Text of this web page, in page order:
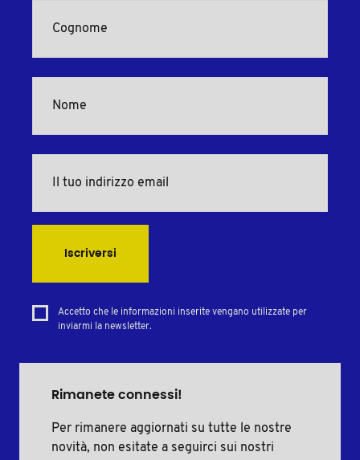
Iscriversi
Accetto che le informazioni inserite vengano utilizzate per
inviarmi la newsletter.
Rimanete connessi!
Per rimanere aggiornati su tutte le nostre
novità, non esitate a seguirci sui nostri